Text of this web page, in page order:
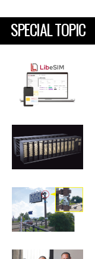
SPECIAL TOPIC